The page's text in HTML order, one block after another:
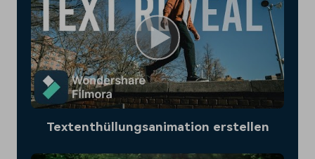
Textenthüllungsanimation erstellen